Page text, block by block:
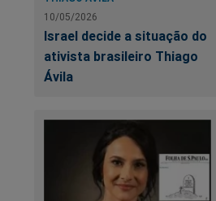
10/05/2026
Israel decide a situação do
ativista brasileiro Thiago
Ávila